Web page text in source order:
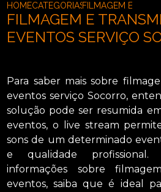
HOMECATEGORIASFILMAGEM E
FILMAGEM E
EVENTOS SERVIÇO
Para saber mais sobre
eventos serviço Socorro,
solução pode ser resumida
eventos, o live stream
sons de um determinado
e qualidade profissional.
informações sobre
eventos, saiba que é ideal